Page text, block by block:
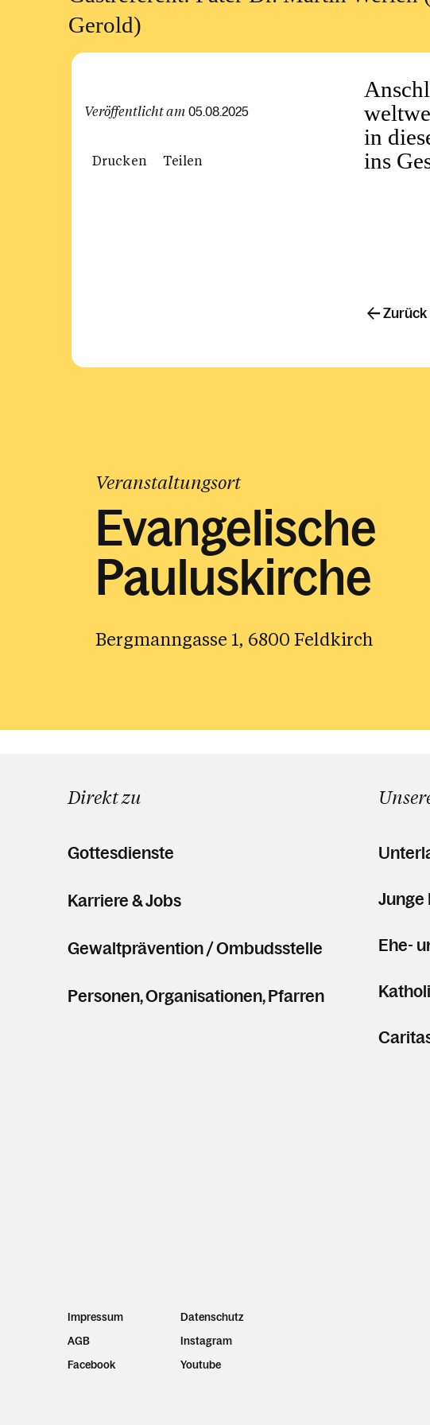
Gerold)
Veröffentlicht am 05.08.2025
Drucken Teilen
in
ins
Zurück
Veranstaltungsort
Evangelische
Pauluskirche
Bergmanngasse 1, 6800 Feldkirch
Direkt zu
Gottesdienste
Karriere & Jobs
Gewaltprävention / Ombudsstelle
Personen, Organisationen, Pfarren
Junge
Ehe-
Impressum
Datenschutz
AGB
Instagram
Facebook
Youtube